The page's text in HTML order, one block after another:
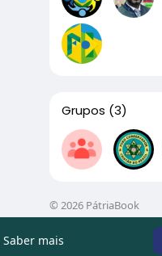
Saber mais
Grupos (3)
© 2026 PátriaBook
Sobre